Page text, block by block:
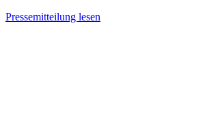
Pressemitteilung lesen